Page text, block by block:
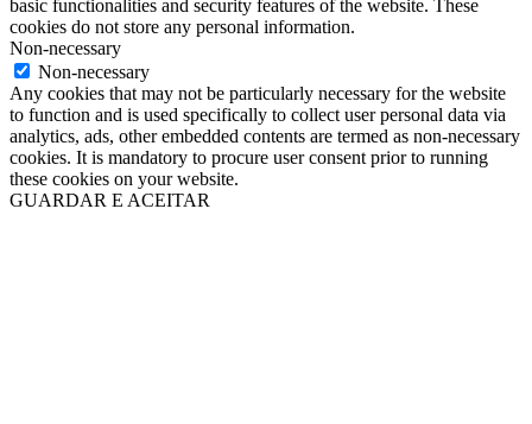
basic functionalities and security features of the website. These
cookies do not store any personal information.
Non-necessary
Non-necessary
Any cookies that may not be particularly necessary for the website
to function and is used specifically to collect user personal data via
analytics, ads, other embedded contents are termed as non-necessary
cookies. It is mandatory to procure user consent prior to running
these cookies on your website.
GUARDAR E ACEITAR